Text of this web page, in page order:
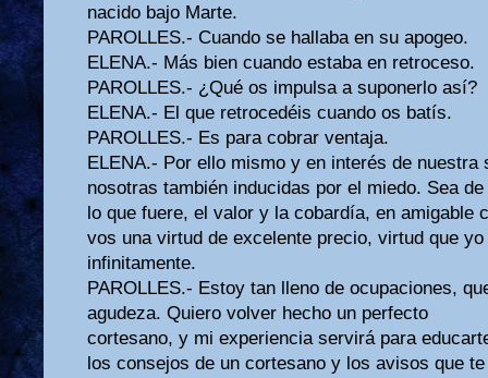
nacido bajo Marte.
PAROLLES.- Cuando se hallaba en su apogeo.
ELENA.- Más bien cuando estaba en retroceso.
PAROLLES.- ¿Qué os impulsa a suponerlo así?
ELENA.- El que retrocedéis cuando os batís.
PAROLLES.- Es para cobrar ventaja.
ELENA.- Por ello mismo y en interés de nuestra
nosotras también inducidas por el miedo. Sea de
lo que fuere, el valor y la cobardía, en amigable
vos una virtud de excelente precio, virtud que
infinitamente.
PAROLLES.- Estoy tan lleno de ocupaciones,
agudeza. Quiero volver hecho un perfecto
cortesano, y mi experiencia servirá para
los consejos de un cortesano y los avisos que te